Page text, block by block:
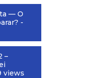
— O
-
–
views